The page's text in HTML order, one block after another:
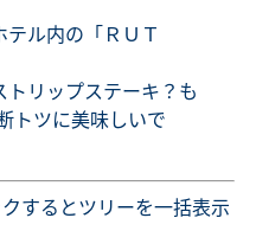
ル内の「ＲＵＴ
リップステーキ？も
トツに美味しいで
するとツリーを一括表示